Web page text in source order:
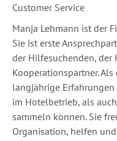
Customer Service
Manja Lehmann ist der
Sie ist erste
der Hilfesuchenden,
Kooperationspartner.
langjährige
im Hotelbetrieb, als
sammeln können. Sie
Organisation, helfen